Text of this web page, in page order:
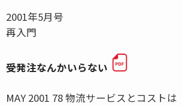
2001年5月号
再入門
受発注なんかいらない
MAY 2001 78 物流サービスとコスト